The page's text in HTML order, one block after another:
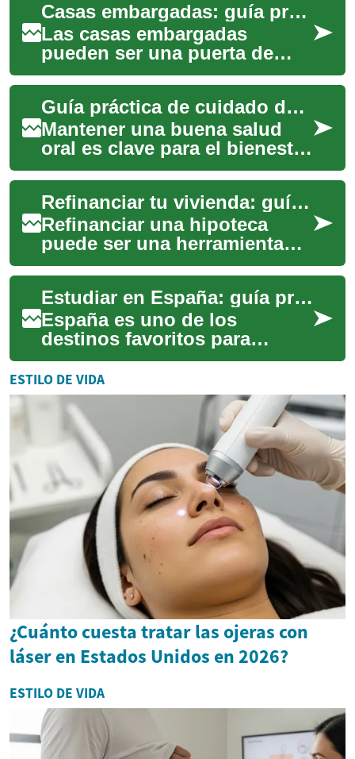
Casas embargadas: guía práctica para compradores hoy
Las casas embargadas
pueden ser una puerta de
entrada a precios por debajo
del mercado para
compradores y inversores,...Guía práctica de cuidado dental y visitas al dentista
Mantener una buena salud
oral es clave para el bienestar
general: va más allá de una
sonrisa estética e influye en
la...
Refinanciar tu vivienda: guía práctica
Refinanciar una hipoteca
puede ser una herramienta
financiera poderosa: reduce
la tasa de interés, acorta el
plazo, l...
Estudiar en España: guía práctica para estudiantes internacionales
España es uno de los
destinos favoritos para
estudiantes internacionales
gracias a su educación de
calidad, rica vida...
ESTILO DE VIDA
¿Cuánto cuesta tratar las ojeras con
láser en Estados Unidos en 2026?
ESTILO DE VIDA